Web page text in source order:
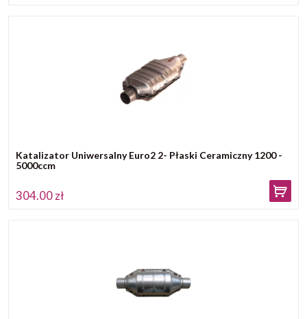
Katalizator Uniwersalny Euro2 2- Płaski Ceramiczny 1200 -
5000ccm
304.00 zł